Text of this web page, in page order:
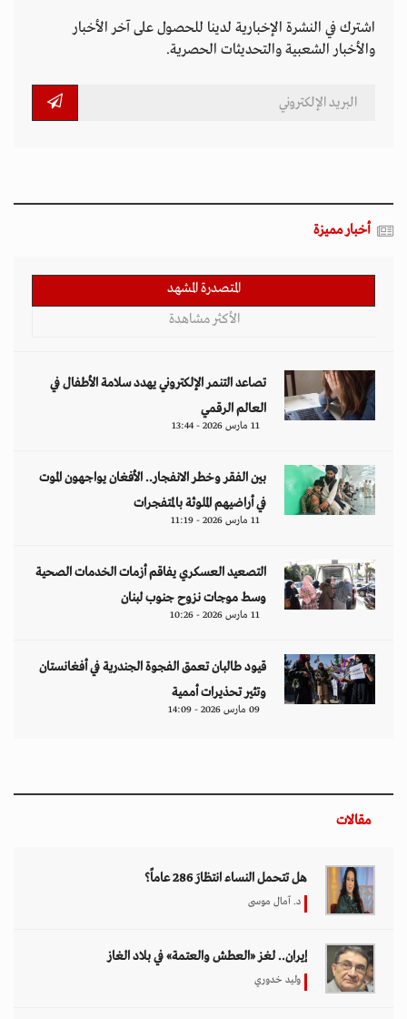
اشترك في النشرة الإخبارية لدينا للحصول على آخر الأخبار
والأخبار الشعبية والتحديثات الحصرية.
أخبار مميزة
المتصدرة المشهد
الأكثر مشاهدة
تصاعد التنمر الإلكتروني يهدد سلامة الأطفال في
العالم الرقمي
11 مارس 2026 - 13:44
بين الفقر وخطر الانفجار.. الأفغان يواجهون الموت
في أراضيهم الملوثة بالمتفجرات
11 مارس 2026 - 11:19
التصعيد العسكري يفاقم أزمات الخدمات الصحية
وسط موجات نزوح جنوب لبنان
11 مارس 2026 - 10:26
قيود طالبان تعمق الفجوة الجندرية في أفغانستان
وتثير تحذيرات أممية
09 مارس 2026 - 14:09
مقالات
هل تتحمل النساء انتظارَ 286 عاماً؟
د. آمال موسى
إيران.. لغز «العطش والعتمة» في بلاد الغاز
وليد خدوري